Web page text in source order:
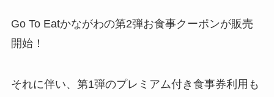
Go To Eatかながわの第2弾お食事クーポンが販売
開始！
それに伴い、第1弾のプレミアム付き食事券利用も